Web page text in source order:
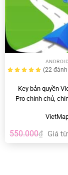
ANDROID
(22
Key bản quyền
Pro chính chủ,
550.000₫ Giá